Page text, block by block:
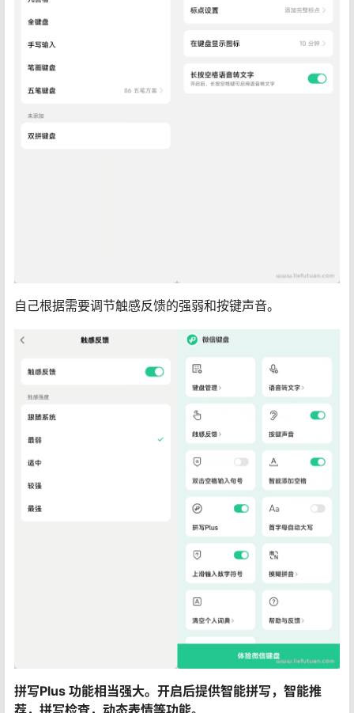
自己根据需要调节触感反馈的强弱和按键声音。
拼写Plus 功能相当强大。开启后提供智能拼写，智能推
荐，拼写检查，动态表情等功能。